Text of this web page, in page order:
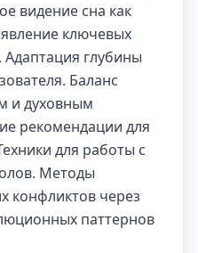
видение сна как
ключевых
глубины
Баланс
и духовным
рекомендации для
для работы с
Методы
конфликтов через
паттернов